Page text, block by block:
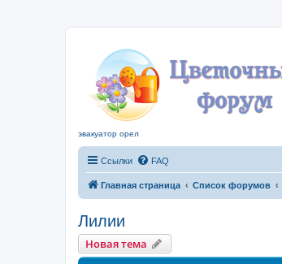
эвакуатор орел
Ссылки FAQ
Главная страница Список форумов
Лилии
Новая тема